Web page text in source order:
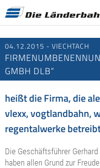
04.12.2015 - VIECHTACH
GMBH DLB“
heißt die Firma, die
vlexx, vogtlandbahn,
regentalwerke
Die Geschäftsführer
haben allen Grund zur